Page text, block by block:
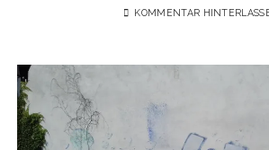
KOMMENTAR